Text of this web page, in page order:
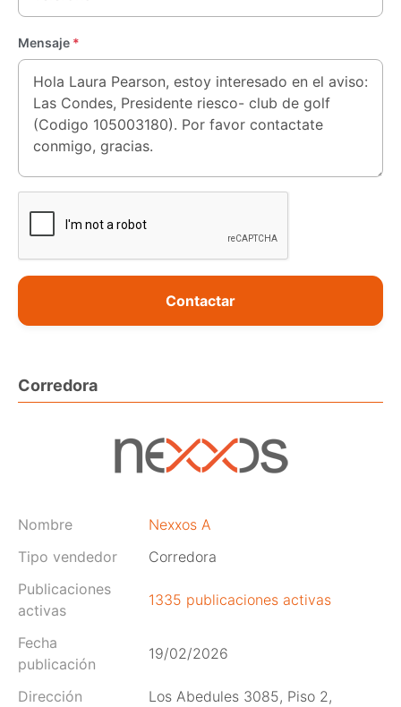
Mensaje *
Contactar
Corredora
Nombre
Nexxos A
Tipo vendedor
Corredora
Publicaciones
activas
1335 publicaciones activas
Fecha
publicación
19/02/2026
Dirección
Los Abedules 3085, Piso 2,